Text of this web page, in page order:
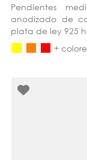
Pendientes
anodizado de
plata de ley 925
+